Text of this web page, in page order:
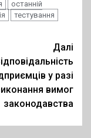
останній
тестування
Далі
у разі
вимог
законодавства